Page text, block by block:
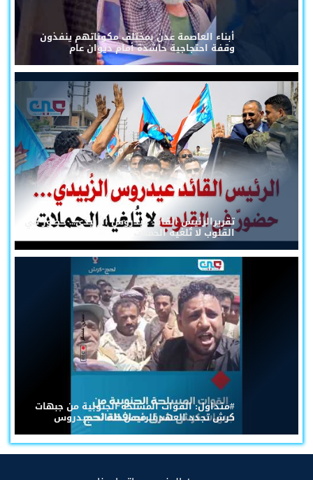
أبناء العاصمة عدن بمختلف مكوناتهم ينفذون
وقفة احتجاجية حاشدة أمام ديوان عام
تقريرالرئيس القائد عيدروس الزُبيدي... حضورٌ في
القلوب لا تُلغيه الحملات
#متداول: القوات المسلحة الجنوبية من جبهات
كرش تجدد العهد للرئيس القائد عيدروس